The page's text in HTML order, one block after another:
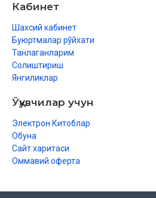
Кабинет
Шахсий кабинет
Буюртмалар рўйхати
Танлаганларим
Солиштириш
Янгиликлар
Ўқувчилар учун
Электрон Китоблар
Обуна
Сайт харитаси
Оммавий оферта